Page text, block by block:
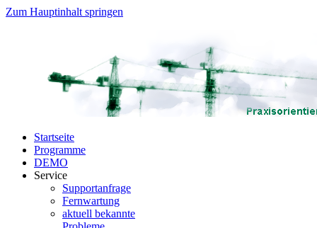
Zum Hauptinhalt springen
Startseite
Programme
DEMO
Service
Supportanfrage
Fernwartung
aktuell bekannte